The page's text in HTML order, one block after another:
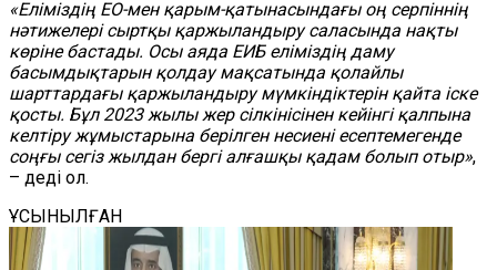
«Еліміздің ЕО-мен қарым-қатынасындағы оң серпіннің
нәтижелері сыртқы қаржыландыру саласында нақты
көріне бастады. Осы аяда ЕИБ еліміздің даму
басымдықтарын қолдау мақсатында қолайлы
шарттардағы қаржыландыру мүмкіндіктерін қайта іске
қосты. Бұл 2023 жылы жер сілкінісінен кейінгі қалпына
келтіру жұмыстарына берілген несиені есептемегенде
соңғы сегіз жылдан бергі алғашқы қадам болып отыр»,
– деді ол.
ҰСЫНЫЛҒАН